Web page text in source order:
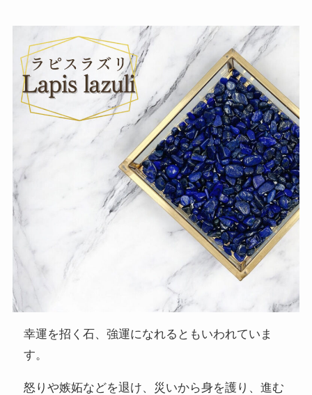
幸運を招く石、強運になれるともいわれていま
す。
怒りや嫉妬などを退け、災いから身を護り、進む